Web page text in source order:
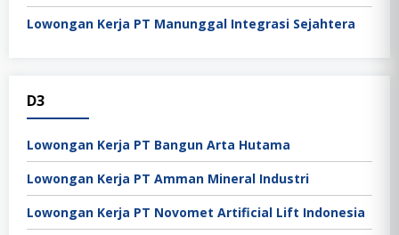
Lowongan Kerja PT Manunggal Integrasi Sejahtera
D3
Lowongan Kerja PT Bangun Arta Hutama
Lowongan Kerja PT Amman Mineral Industri
Lowongan Kerja PT Novomet Artificial Lift Indonesia